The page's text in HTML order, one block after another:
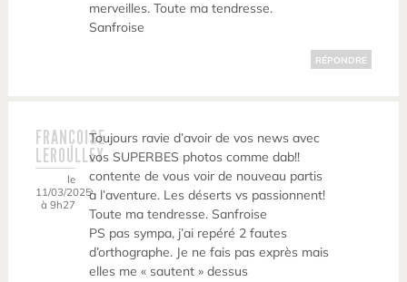
merveilles. Toute ma tendresse.
Sanfroise
RÉPONDRE
FRANÇOISE
LEROULLEY
le
11/03/2025
à 9h27
Toujours ravie d’avoir de vos news avec
vos SUPERBES photos comme dab!!
contente de vous voir de nouveau partis
à l’aventure. Les déserts vs passionnent!
Toute ma tendresse. Sanfroise
PS pas sympa, j’ai repéré 2 fautes
d’orthographe. Je ne fais pas exprès mais
elles me « sautent » dessus